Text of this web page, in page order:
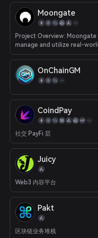
Moongate
Project Overview: Moongate is revolutionizing the way we
manage and utilize real-
decentralized data network
digital assets (i.e. ticket
Uber rating, etc.). The Moongate Protocol features core
leveraging blockchain
solutions, Moongate
deeper engagement and
entrapped by centralized intermediaries.
have issued real-world
Binance, OKX, Wonderfruit,
protocol revenue generated - Audited by Certik - Integrated with
Ethereum, Arbitrum,
Capital, GBV Capital,
Capital). Targeting TGE in
OnChainGM
CoindPay
社交 PayFi 层
Juicy
Web3 内容平台
Pakt
区块链业务堆栈